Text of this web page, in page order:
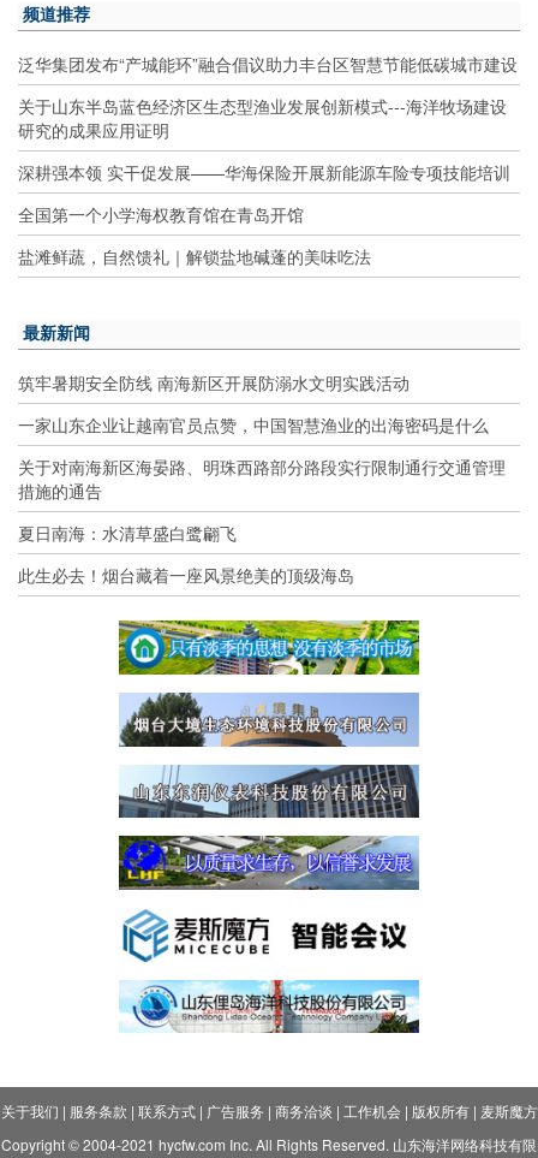
频道推荐
泛华集团发布“产城能环”融合倡议助力丰台区智慧节能低碳城市建设
关于山东半岛蓝色经济区生态型渔业发展创新模式---海洋牧场建设
研究的成果应用证明
深耕强本领 实干促发展——华海保险开展新能源车险专项技能培训
全国第一个小学海权教育馆在青岛开馆
盐滩鲜蔬，自然馈礼｜解锁盐地碱蓬的美味吃法
最新新闻
筑牢暑期安全防线 南海新区开展防溺水文明实践活动
一家山东企业让越南官员点赞，中国智慧渔业的出海密码是什么
关于对南海新区海晏路、明珠西路部分路段实行限制通行交通管理
措施的通告
夏日南海：水清草盛白鹭翩飞
此生必去！烟台藏着一座风景绝美的顶级海岛
关于我们 | 服务条款 | 联系方式| 广告服务 | 商务洽谈 | 工作机会| 版权所有| 麦斯魔方
Copyright © 2004-2021 hycfw.com Inc. All Rights Reserved. 山东海洋网络科技有限